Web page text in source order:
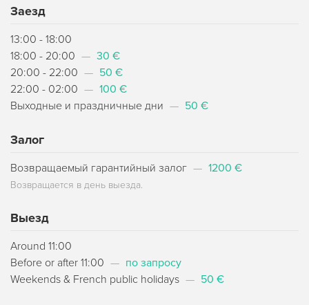
Заезд
13:00 - 18:00
18:00 - 20:00 — 30 €
20:00 - 22:00 — 50 €
22:00 - 02:00 — 100 €
Выходные и праздничные дни — 50 €
Залог
Возвращаемый гарантийный залог — 1200 €
Возвращается в день выезда.
Выезд
Around 11:00
Before or after 11:00 — по запросу
Weekends & French public holidays — 50 €